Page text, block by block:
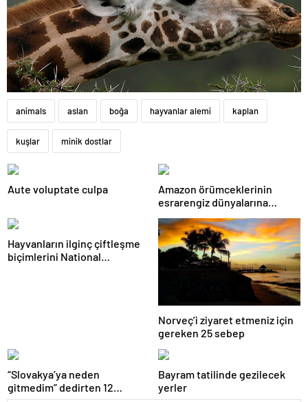
animals aslan boğa hayvanlar alemi kaplan
kuşlar minik dostlar
Aute voluptate culpa
Amazon örümceklerinin
esrarengiz dünyalarına
Hayvanların ilginç çiftleşme
biçimlerini National
Norveç’i ziyaret etmeniz için
gereken 25 sebep
“Slovakya’ya neden
gitmedim” dedirten 12
Bayram tatilinde gezilecek
yerler